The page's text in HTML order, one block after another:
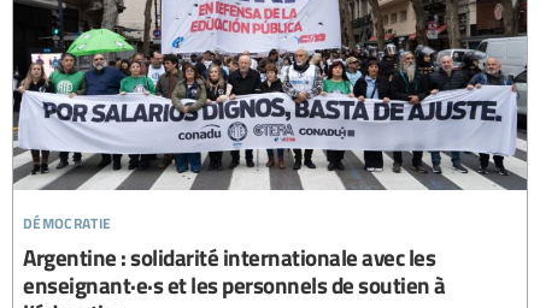
démocratie
Argentine : solidarité internationale avec les
enseignant·e·s et les personnels de soutien à